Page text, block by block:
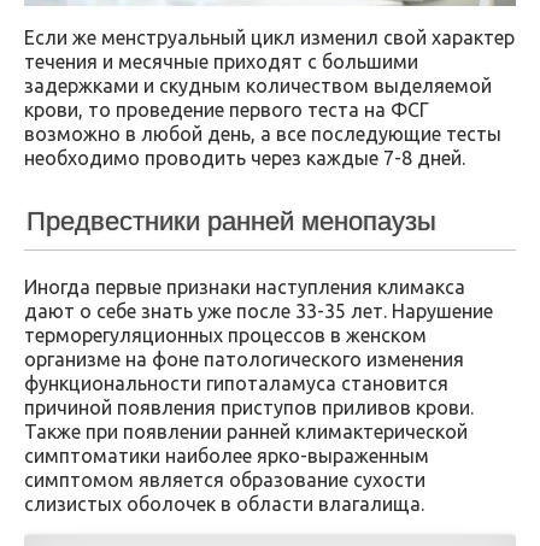
Если же менструальный цикл изменил свой характер
течения и месячные приходят с большими
задержками и скудным количеством выделяемой
крови, то проведение первого теста на ФСГ
возможно в любой день, а все последующие тесты
необходимо проводить через каждые 7-8 дней.
Предвестники ранней менопаузы
Иногда первые признаки наступления климакса
дают о себе знать уже после 33-35 лет. Нарушение
терморегуляционных процессов в женском
организме на фоне патологического изменения
функциональности гипоталамуса становится
причиной появления приступов приливов крови.
Также при появлении ранней климактерической
симптоматики наиболее ярко-выраженным
симптомом является образование сухости
слизистых оболочек в области влагалища.